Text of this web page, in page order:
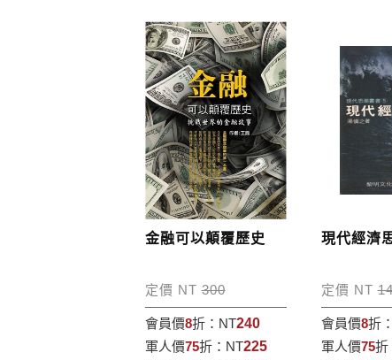
*國內凡一次訂購本公司書籍900元(
價，訂購後48小時內回覆運費於訂單
*離島及海外地區的運費將由專人估
問題請洽客服中心。
寄送說明:
付款完成後，本公司將於七日內以
金融可以顛覆歷史
定價 NT300
會員價8折： NT240
軍人價75折： NT225
現代經濟
定價 NT
會員價8折：
軍人價75折